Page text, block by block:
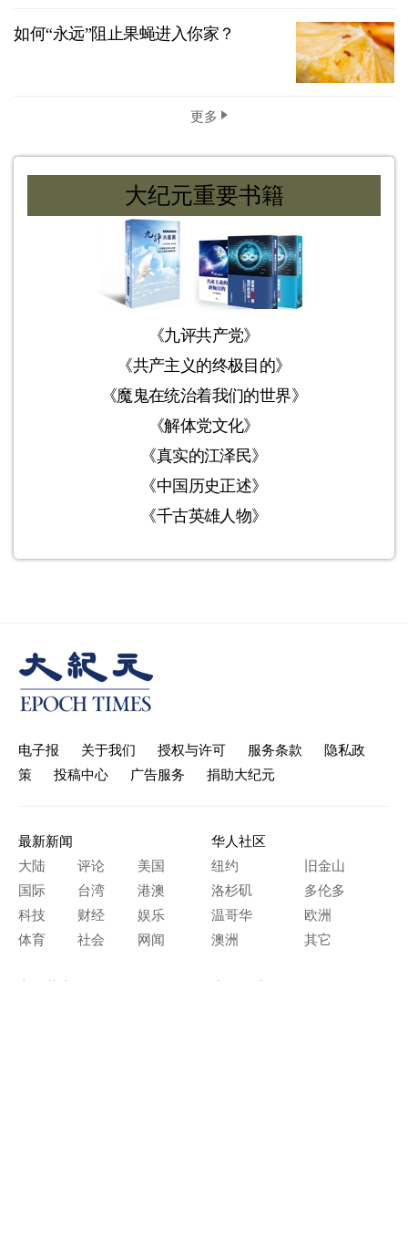
如何“永远”阻止果蝇进入你家？
更多
大纪元重要书籍
《九评共产党》
《共产主义的终极目的》
《魔鬼在统治着我们的世界》
《解体党文化》
《真实的江泽民》
《中国历史正述》
《千古英雄人物》
电子报 关于我们 授权与许可 服务条款
隐私政
策
投稿中心 广告服务 捐助大纪元
最新新闻
大陆
评论
美国
国际
台湾
港澳
科技
财经
娱乐
体育
社会 网闻
华人社区
纽约
旧金山
洛杉矶
多伦多
温哥华
欧洲
澳洲
其它